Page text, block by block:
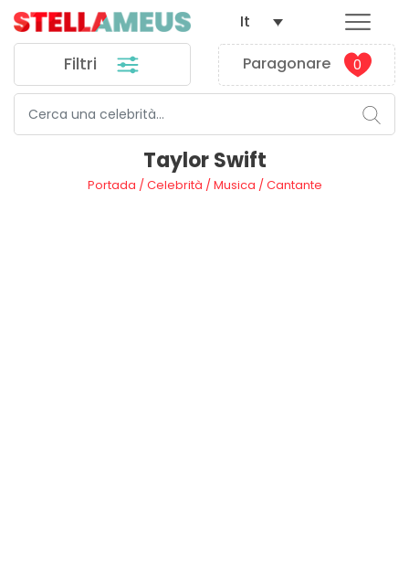
Filtri Paragonare 0
It
Taylor Swift
Portada /Celebrità /Musica /Cantante